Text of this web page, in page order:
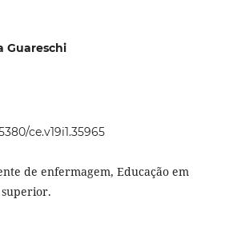
Guareschi
ce.v19i1.35965
de enfermagem, Educação em